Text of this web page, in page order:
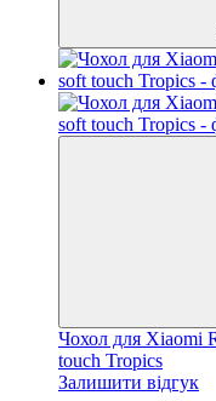
Чохол для Xiaomi
touch Tropics
Залишити відгук